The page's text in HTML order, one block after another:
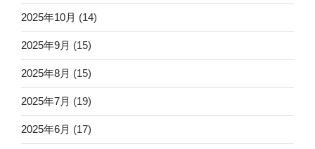
2025年10月 (14)
2025年9月 (15)
2025年8月 (15)
2025年7月 (19)
2025年6月 (17)